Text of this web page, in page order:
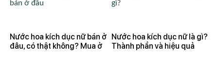
Nước hoa kích dục nữ bán ở
đâu, có thật không? Mua ở
Nước hoa kích dục nữ là gì?
Thành phần và hiệu quả